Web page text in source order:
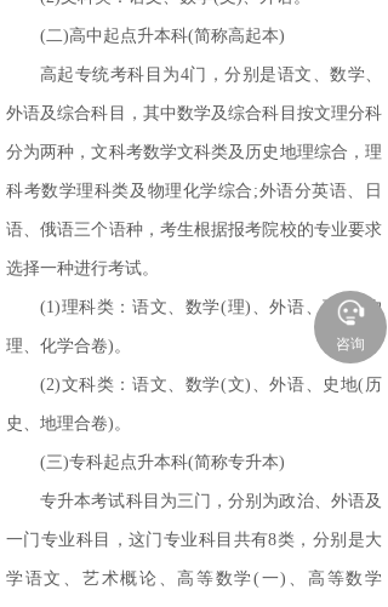
(二)高中起点升本科(简称高起本)
高起专统考科目为4门，分别是语文、数学、
外语及综合科目，其中数学及综合科目按文理分科
分为两种，文科考数学文科类及历史地理综合，理
科考数学理科类及物理化学综合;外语分英语、日
语、俄语三个语种，考生根据报考院校的专业要求
选择一种进行考试。
(1)理科类：语文、数学(理)、外语、理化(物
理、化学合卷)。
(2)文科类：语文、数学(文)、外语、史地(历
史、地理合卷)。
(三)专科起点升本科(简称专升本)
专升本考试科目为三门，分别为政治、外语及
一门专业科目，这门专业科目共有8类，分别是大
学语文、艺术概论、高等数学(一)、高等数学
咨询